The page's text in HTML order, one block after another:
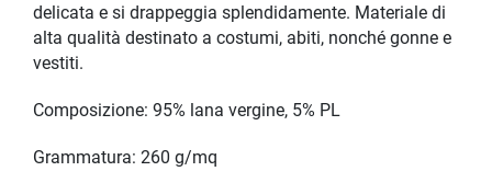
delicata e si drappeggia splendidamente. Materiale di
alta qualità destinato a costumi, abiti, nonché gonne e
vestiti.
Composizione: 95% lana vergine, 5% PL
Grammatura: 260 g/mq